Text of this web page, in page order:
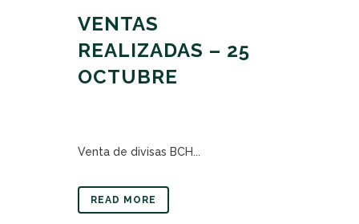
VENTAS
REALIZADAS – 25
OCTUBRE
Venta de divisas BCH...
READ MORE